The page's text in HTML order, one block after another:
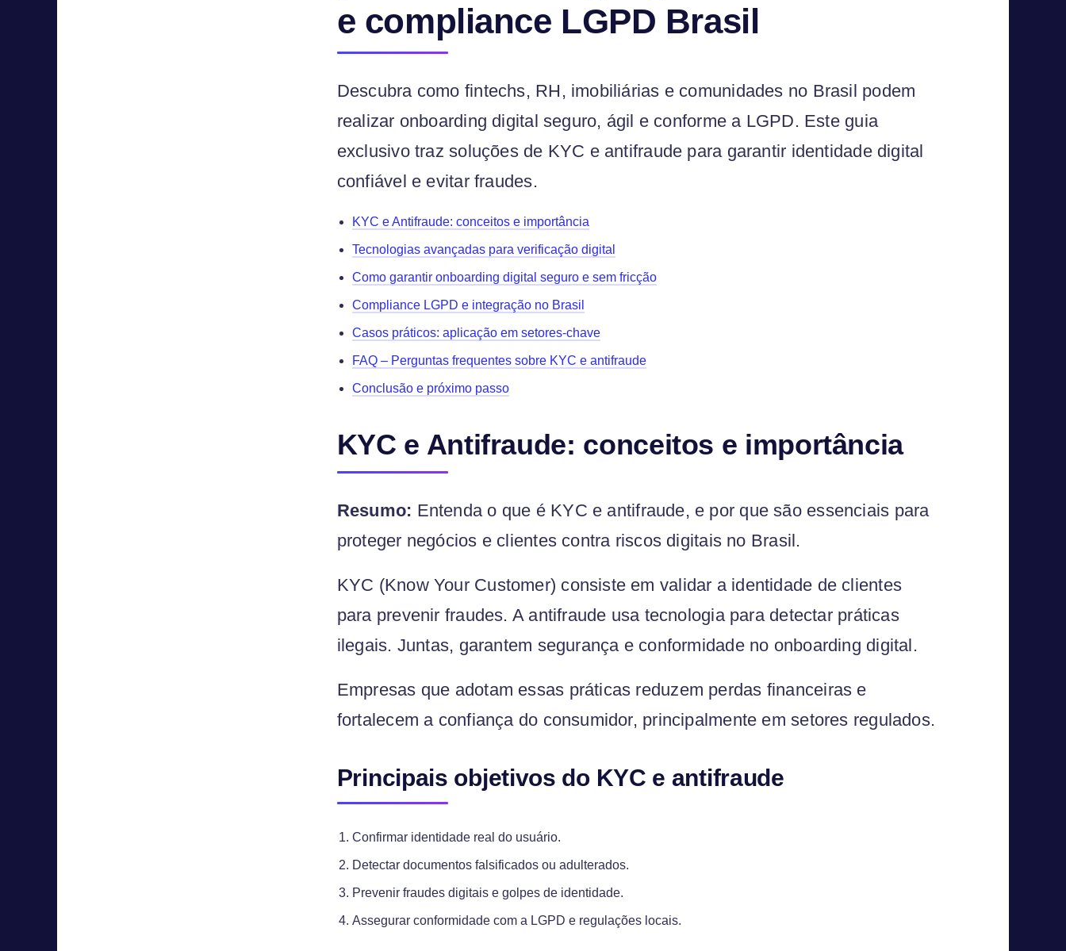
e compliance LGPD Brasil
Descubra como fintechs, RH, imobiliárias e comunidades no Brasil podem
realizar onboarding digital seguro, ágil e conforme a LGPD. Este guia
exclusivo traz soluções de KYC e antifraude para garantir identidade digital
confiável e evitar fraudes.
KYC e Antifraude: conceitos e importância
Tecnologias avançadas para verificação digital
Como garantir onboarding digital seguro e sem fricção
Compliance LGPD e integração no Brasil
Casos práticos: aplicação em setores-chave
FAQ – Perguntas frequentes sobre KYC e antifraude
Conclusão e próximo passo
KYC e Antifraude: conceitos e importância
Resumo: Entenda o que é KYC e antifraude, e por que são essenciais para
proteger negócios e clientes contra riscos digitais no Brasil.
KYC (Know Your Customer) consiste em validar a identidade de clientes
para prevenir fraudes. A antifraude usa tecnologia para detectar práticas
ilegais. Juntas, garantem segurança e conformidade no onboarding digital.
Empresas que adotam essas práticas reduzem perdas financeiras e
fortalecem a confiança do consumidor, principalmente em setores regulados.
Principais objetivos do KYC e antifraude
Confirmar identidade real do usuário.
Detectar documentos falsificados ou adulterados.
Prevenir fraudes digitais e golpes de identidade.
Assegurar conformidade com a LGPD e regulações locais.